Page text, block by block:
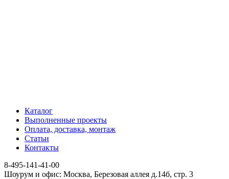
Каталог
Выполненные проекты
Оплата, доставка, монтаж
Статьи
Контакты
8-495-141-41-00
Шоурум и офис: Москва, Березовая аллея д.14б, стр. 3